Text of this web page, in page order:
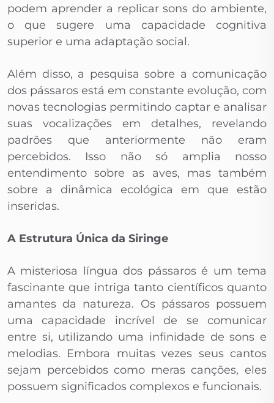
podem aprender a replicar sons do ambiente,
o que sugere uma capacidade cognitiva
superior e uma adaptação social.
Além disso, a pesquisa sobre a comunicação
dos pássaros está em constante evolução, com
novas tecnologias permitindo captar e analisar
suas vocalizações em detalhes, revelando
padrões que anteriormente não eram
percebidos. Isso não só amplia nosso
entendimento sobre as aves, mas também
sobre a dinâmica ecológica em que estão
inseridas.
A Estrutura Única da Siringe
A misteriosa língua dos pássaros é um tema
fascinante que intriga tanto científicos quanto
amantes da natureza. Os pássaros possuem
uma capacidade incrível de se comunicar
entre si, utilizando uma infinidade de sons e
melodias. Embora muitas vezes seus cantos
sejam percebidos como meras canções, eles
possuem significados complexos e funcionais.